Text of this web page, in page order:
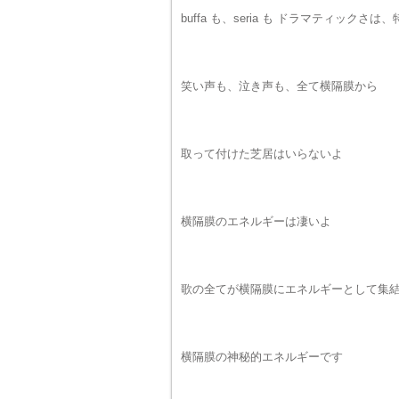
buffa も、seria も ドラマティックさは、
笑い声も、泣き声も、全て横隔膜から
取って付けた芝居はいらないよ
横隔膜のエネルギーは凄いよ
歌の全てが横隔膜にエネルギーとして集
横隔膜の神秘的エネルギーです